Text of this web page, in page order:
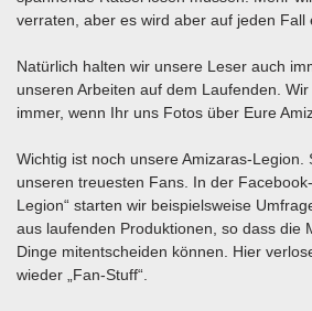
verraten, aber es wird aber auf jeden Fall
Natürlich halten wir unsere Leser auch
unseren Arbeiten auf dem Laufenden.
immer, wenn Ihr uns Fotos über Eure
Wichtig ist noch unsere Amizaras-Legion.
unseren treuesten Fans. In der
Legion“ starten wir beispielsweise
aus laufenden Produktionen, so dass die
Dinge mitentscheiden können. Hier
wieder „Fan-Stuff“.